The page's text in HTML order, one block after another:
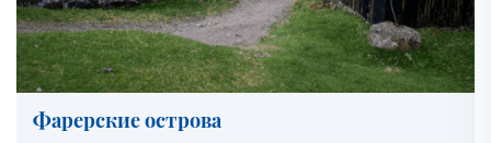
Фарерские острова